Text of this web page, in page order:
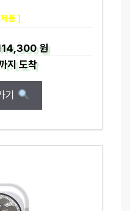
품 ]
원
지도착
기